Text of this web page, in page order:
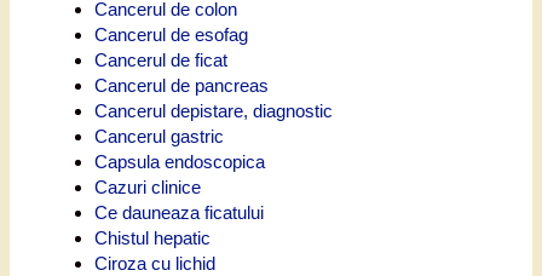
Cancerul de colon
Cancerul de esofag
Cancerul de ficat
Cancerul de pancreas
Cancerul depistare, diagnostic
Cancerul gastric
Capsula endoscopica
Cazuri clinice
Ce dauneaza ficatului
Chistul hepatic
Ciroza cu lichid